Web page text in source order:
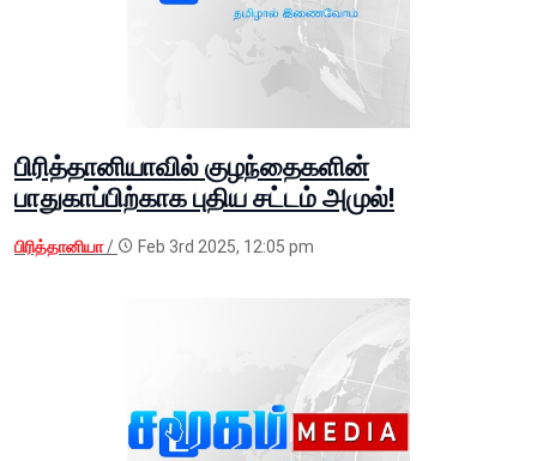
பிரித்தானியாவில் குழந்தைகளின்
பாதுகாப்பிற்காக புதிய சட்டம் அமுல்!
பிரித்தானியா/ Feb 3rd 2025, 12:05 pm